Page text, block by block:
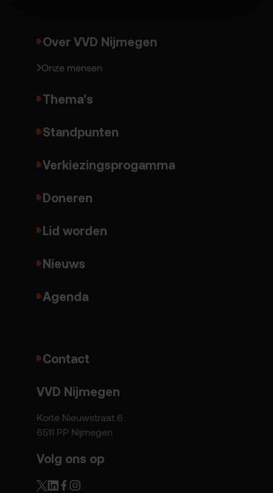
Over VVD Nijmegen
Onze mensen
Thema's
Standpunten
Verkiezingsprogamma
Doneren
Lid worden
Nieuws
Agenda
Contact
VVD Nijmegen
Korte Nieuwstraat 6
6511 PP Nijmegen
Volg ons op